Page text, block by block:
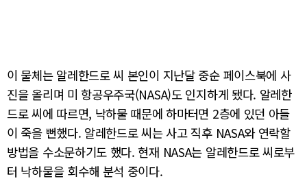
이 물체는 알레한드로 씨 본인이 지난달 중순 페이스북에 사
진을 올리며 미 항공우주국(NASA)도 인지하게 됐다. 알레한
드로 씨에 따르면, 낙하물 때문에 하마터면 2층에 있던 아들
이 죽을 뻔했다. 알레한드로 씨는 사고 직후 NASA와 연락할
방법을 수소문하기도 했다. 현재 NASA는 알레한드로 씨로부
터 낙하물을 회수해 분석 중이다.